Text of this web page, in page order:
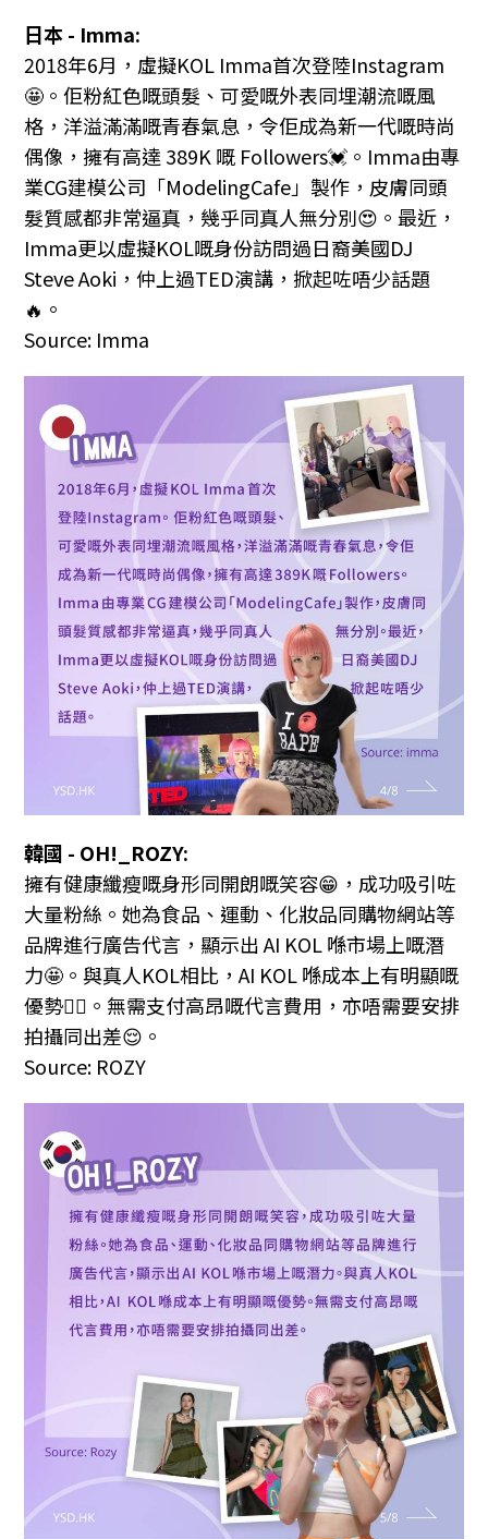
日本 - Imma:
2018年6月，虛擬KOL Imma首次登陸Instagram
🤩。佢粉紅色嘅頭髮、可愛嘅外表同埋潮流嘅風
格，洋溢滿滿嘅青春氣息，令佢成為新一代嘅時尚
偶像，擁有高達 389K 嘅 Followers💓。Imma由專
業CG建模公司「ModelingCafe」製作，皮膚同頭
髮質感都非常逼真，幾乎同真人無分別😍。最近，
Imma更以虛擬KOL嘅身份訪問過日裔美國DJ
Steve Aoki，仲上過TED演講，掀起咗唔少話題
🔥。
Source: Imma
韓國 - OH!_ROZY:
擁有健康纖瘦嘅身形同開朗嘅笑容😁，成功吸引咗
大量粉絲。她為食品、運動、化妝品同購物網站等
品牌進行廣告代言，顯示出 AI KOL 喺市場上嘅潛
力🤩。與真人KOL相比，AI KOL 喺成本上有明顯嘅
優勢👍🏼。無需支付高昂嘅代言費用，亦唔需要安排
拍攝同出差😌。
Source: ROZY